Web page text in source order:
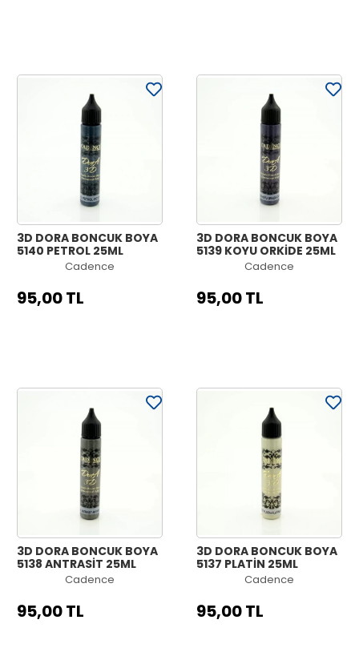
3D DORA BONCUK BOYA
5140 PETROL 25ML
Cadence
95,00 TL
3D DORA BONCUK BOYA
5139 KOYU ORKİDE 25ML
Cadence
95,00 TL
3D DORA BONCUK BOYA
5138 ANTRASİT 25ML
Cadence
95,00 TL
3D DORA BONCUK BOYA
5137 PLATİN 25ML
Cadence
95,00 TL